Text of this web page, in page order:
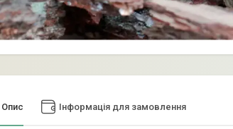
Опис Інформація для замовлення